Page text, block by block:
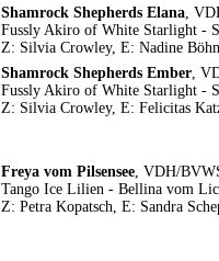
Shamrock Shepherds Elana,
Fussly Akiro of White Starlight -
Z: Silvia Crowley, E: Nadine
Shamrock Shepherds Ember,
Fussly Akiro of White Starlight -
Z: Silvia Crowley, E: Felicitas
Freya vom Pilsensee, VDH/
Tango Ice Lilien - Bellina vom
Z: Petra Kopatsch, E: Sandra